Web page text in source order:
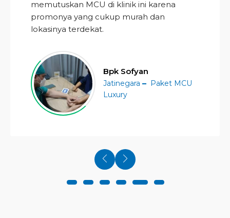
memutuskan MCU di klinik ini karena
promonya yang cukup murah dan
lokasinya terdekat.
Bpk Sofyan
Jatinegara
Paket MCU
Luxury